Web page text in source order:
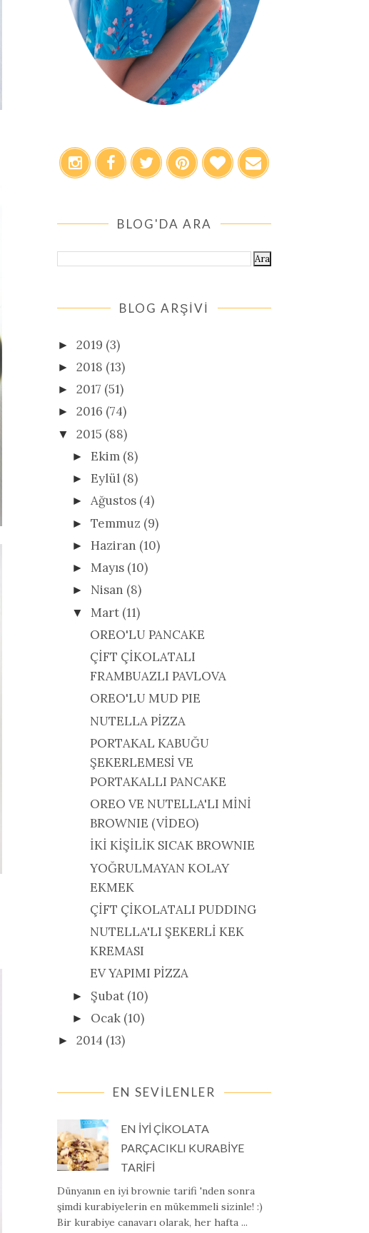
BLOG'DA ARA
BLOG ARŞİVİ
► 2019 (3)
► 2018 (13)
► 2017 (51)
► 2016 (74)
▼ 2015 (88)
► Ekim (8)
► Eylül (8)
►Ağustos (4)
►Temmuz (9)
► Haziran (10)
►Mayıs (10)
► Nisan (8)
▼ Mart (11)
OREO'LU PANCAKE
ÇİFT ÇİKOLATALI
FRAMBUAZLI PAVLOVA
OREO'LU MUD PIE
NUTELLA PİZZA
PORTAKAL KABUĞU
ŞEKERLEMESİ VE
PORTAKALLI PANCAKE
OREO VE NUTELLA'LI MİNİ
BROWNIE (VİDEO)
İKİ KİŞİLİK SICAK BROWNIE
YOĞRULMAYAN KOLAY
EKMEK
ÇİFT ÇİKOLATALI PUDDING
NUTELLA'LI ŞEKERLİ KEK
KREMASI
EV YAPIMI PİZZA
► Şubat (10)
► Ocak (10)
► 2014 (13)
EN SEVİLENLER
EN İYİ ÇİKOLATA
PARÇACIKLI KURABİYE
TARİFİ
Dünyanın en iyi brownie tarifi 'nden sonra
şimdi kurabiyelerin en mükemmeli sizinle! :)
Bir kurabiye canavarı olarak, her hafta ...